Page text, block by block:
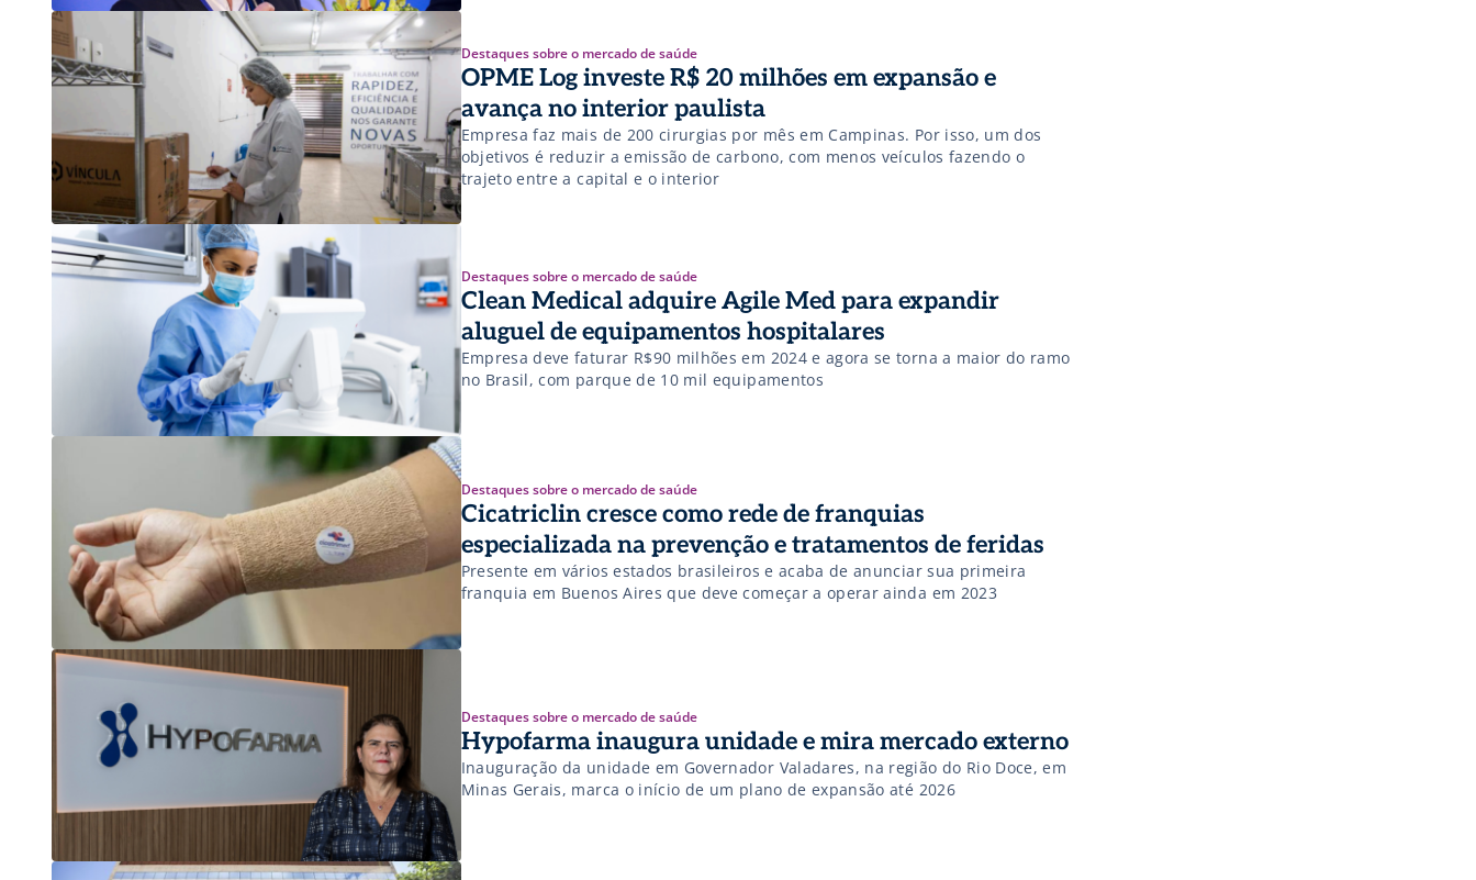
Destaques sobre o mercado de saúde
OPME Log investe R$ 20 milhões em expansão e
avança no interior paulista
Empresa faz mais de 200 cirurgias por mês em Campinas. Por isso, um dos
objetivos é reduzir a emissão de carbono, com menos veículos fazendo o
trajeto entre a capital e o interior
Destaques sobre o mercado de saúde
Clean Medical adquire Agile Med para expandir
aluguel de equipamentos hospitalares
Empresa deve faturar R$90 milhões em 2024 e agora se torna a maior do ramo
no Brasil, com parque de 10 mil equipamentos
Destaques sobre o mercado de saúde
Cicatriclin cresce como rede de franquias
especializada na prevenção e tratamentos de feridas
Presente em vários estados brasileiros e acaba de anunciar sua primeira
franquia em Buenos Aires que deve começar a operar ainda em 2023
Destaques sobre o mercado de saúde
Hypofarma inaugura unidade e mira mercado externo
Inauguração da unidade em Governador Valadares, na região do Rio Doce, em
Minas Gerais, marca o início de um plano de expansão até 2026